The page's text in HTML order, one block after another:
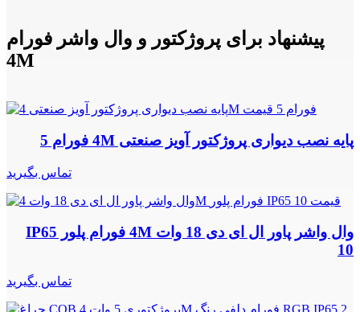
پیشنهاد برای پروژکتور و وال واشر فورام
4M
پایه نصب دیواری پروژکتور آویز صنعتی 4M فورام 5
تماس بگیرید
وال واشر پاور ال ای دی 18 وات 4M فورام پلور IP65
10
تماس بگیرید